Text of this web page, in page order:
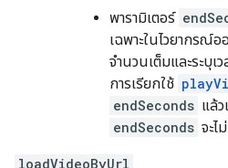
พารามิเตอร์
เฉพาะในไวยากรณ์
จำนวนเต็มและระบุเ
การเรียกใช้
endSeconds แล้ว
endSeconds จะไ
loadVideoByUrl